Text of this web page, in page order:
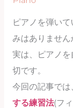
ピアノを弾い
みはありません
実は、ピアノ
切です。
今回の記事で
する練習法(フ